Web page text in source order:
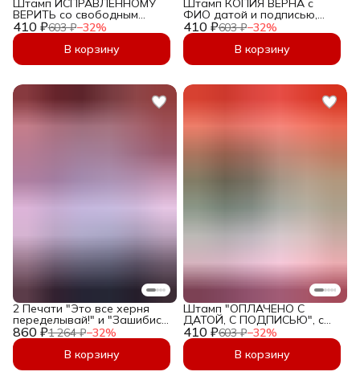
410 ₽603 ₽−32%
Штамп ИСПРАВЛЕННОМУ
ВЕРИТЬ со свободным
полем: для даты,
должности, ФИО и Подписи
- Автоматический 36х12 мм
В корзину
410 ₽603 ₽−32%
Штамп КОПИЯ ВЕРНА с
ФИО датой и подписью,
Печать Копия Верна с
фамилией 36х12 мм
В корзину
860 ₽1 264 ₽−32%
2 Печати "Это все херня
переделывай!" и "Зашибись,
в работу!" подарок прикол:
начальнику, руководителю
или директору, размер D 38
мм
В корзину
410 ₽603 ₽−32%
Штамп "ОПЛАЧЕНО С
ДАТОЙ, С ПОДПИСЬЮ", с
рамкой, автоматический,
Печать Оплачено с датой
В корзину